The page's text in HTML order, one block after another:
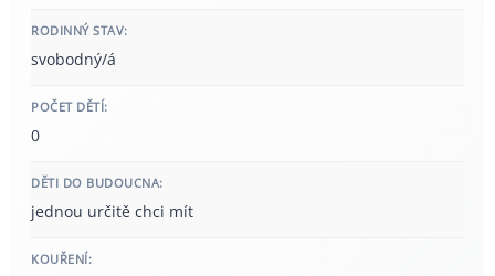
RODINNÝ STAV:
svobodný/á
POČET DĚTÍ:
0
DĚTI DO BUDOUCNA:
jednou určitě chci mít
KOUŘENÍ: